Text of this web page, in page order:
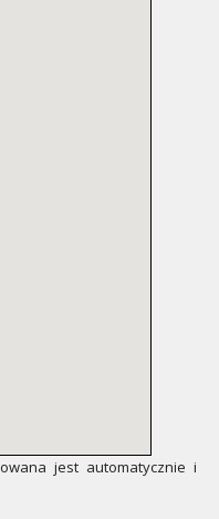
jest automatycznie i